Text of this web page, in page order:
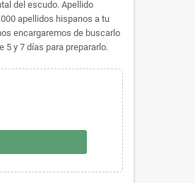
del escudo. Apellido
apellidos hispanos a tu
encargaremos de buscarlo
5 y 7 días para prepararlo.